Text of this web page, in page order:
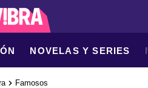
NOVELAS Y SERIES
Famosos